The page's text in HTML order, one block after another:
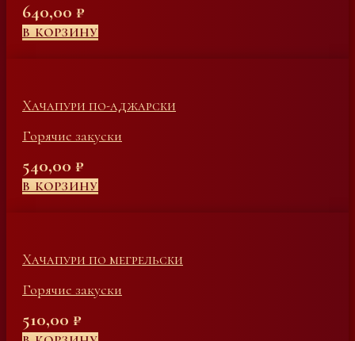
640,00 ₽
В КОРЗИНУ
Хачапури по-аджарски
Горячие закуски
540,00 ₽
В КОРЗИНУ
Хачапури по мегрельски
Горячие закуски
510,00 ₽